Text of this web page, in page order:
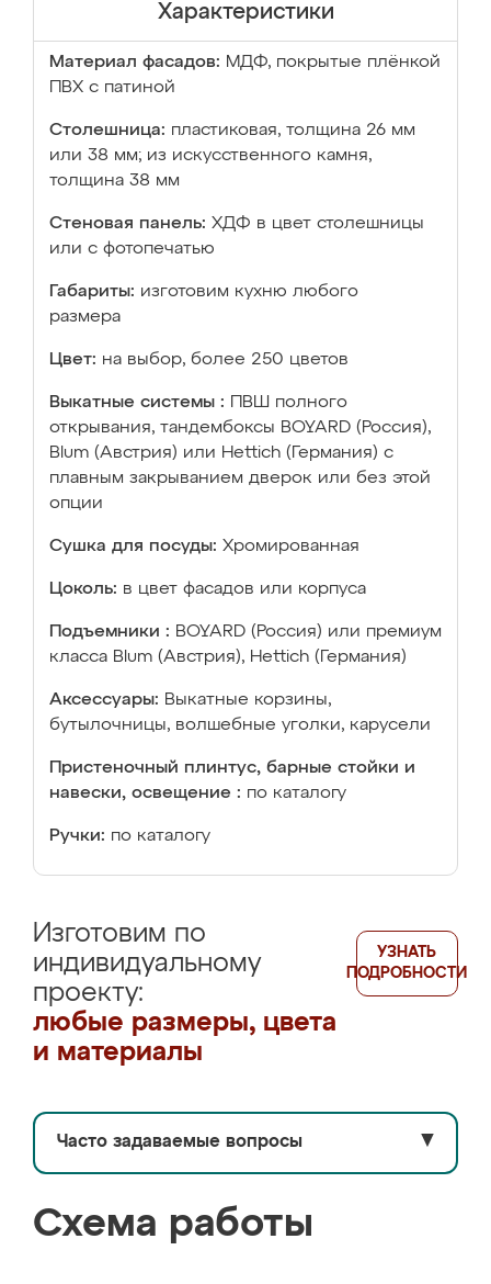
Характеристики
Материал фасадов: МДФ, покрытые плёнкой
ПВХ с патиной
Столешница: пластиковая, толщина 26 мм
или 38 мм; из искусственного камня,
толщина 38 мм
Стеновая панель: ХДФ в цвет столешницы
или с фотопечатью
Габариты: изготовим кухню любого
размера
Цвет: на выбор, более 250 цветов
Выкатные системы :
ПВШ полного
открывания, тандембоксы BOYARD (Россия),
Blum (Австрия) или Hettich (Германия) с
плавным закрыванием дверок или без этой
опции
Сушка для посуды: Хромированная
Цоколь: в цвет фасадов или корпуса
Подъемники : BOYARD (Россия) или премиум
класса Blum (Австрия), Hettich (Германия)
Аксессуары: Выкатные корзины,
бутылочницы, волшебные уголки, карусели
Пристеночный плинтус, барные стойки и
навески, освещение : по каталогу
Ручки: по каталогу
Изготовим по
индивидуальному
проекту:
любые размеры, цвета
и материалы
УЗНАТЬ
ПОДРОБНОСТИ
Часто задаваемые вопросы ▼
Схема работы